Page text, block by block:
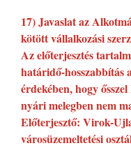
17) Javaslat az
kötött vállalkozási
Az előterjesztés
határidő-hosszabbítás
érdekében, hogy
nyári melegben nem
Előterjesztő: Virok-
városüzemeltetési